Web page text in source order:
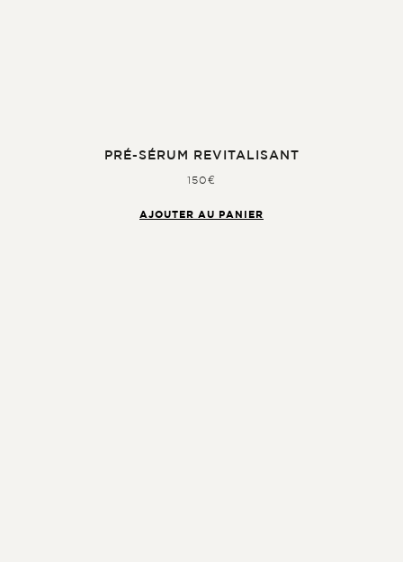
PRÉ-SÉRUM REVITALISANT
150€
AJOUTER AU PANIER